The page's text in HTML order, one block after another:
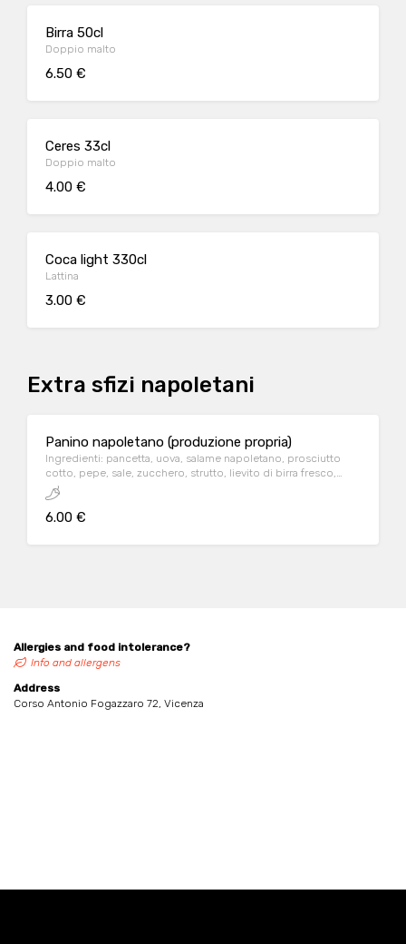
Birra 50cl
Doppio malto
6.50 €
Ceres 33cl
Doppio malto
4.00 €
Coca light 330cl
Lattina
3.00 €
Extra sfizi napoletani
Panino napoletano (produzione propria)
Ingredienti: pancetta, uova, salame napoletano, prosciutto
cotto, pepe, sale, zucchero, strutto, lievito di birra fresco,
farina, acqua
6.00 €
Allergies and food intolerance?
Info and allergens
Address
Corso Antonio Fogazzaro 72, Vicenza